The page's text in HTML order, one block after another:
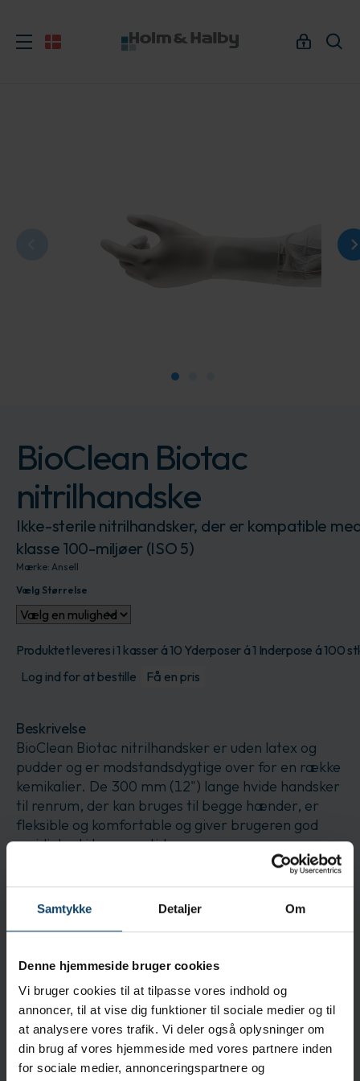
Samtykke Detaljer Om
Denne hjemmeside bruger cookies
Vi bruger cookies til at tilpasse vores indhold og
annoncer, til at vise dig funktioner til sociale medier og til
at analysere vores trafik. Vi deler også oplysninger om
din brug af vores hjemmeside med vores partnere inden
for sociale medier, annonceringspartnere og
BioClean Biotac
nitrilhandske
Ikke-sterile nitrilhandsker, der er kompatible
klasse 100-miljøer (ISO 5)
Mærke: Ansell
Vælg Størrelse
Produktet leveres i 1 kasser á 10 Yderposer á 1 Inderpose á 100
Log ind for at bestille
Få en pris
Beskrivelse
BioClean Biotac nitrilhandsker er uden latex og
pudder og er modstandsdygtige over for en række
kemikalier. De 300 mm (12") lange hvide handsker
til renrum, der kan bruges til begge hænder, er
fleksible og komfortable og giver brugeren god
smidighed i længere tid.
Anvendelse
Rengøring og klargøring af renrum Håndtering af
kemikalier Forbedret greb i våde miljøer
komplicerede indgreb Fødevarebehandling og -
Egenskaber
Bestandig over for en lang række kemikalier
Uden latex og pudder